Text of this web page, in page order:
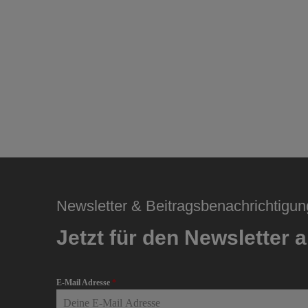
Newsletter &
Jetzt für den Newsletter
E-Mail Adresse *